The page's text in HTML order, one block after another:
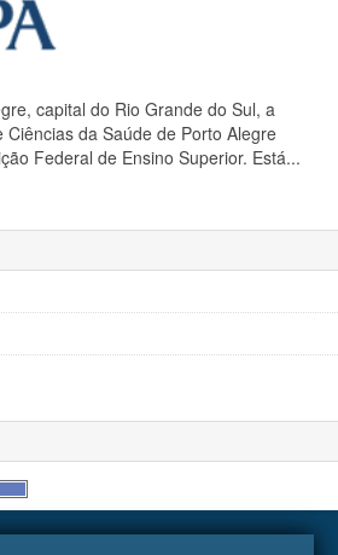
capital do Rio Grande do Sul, a
da Saúde de Porto Alegre
Federal de Ensino Superior. Está...